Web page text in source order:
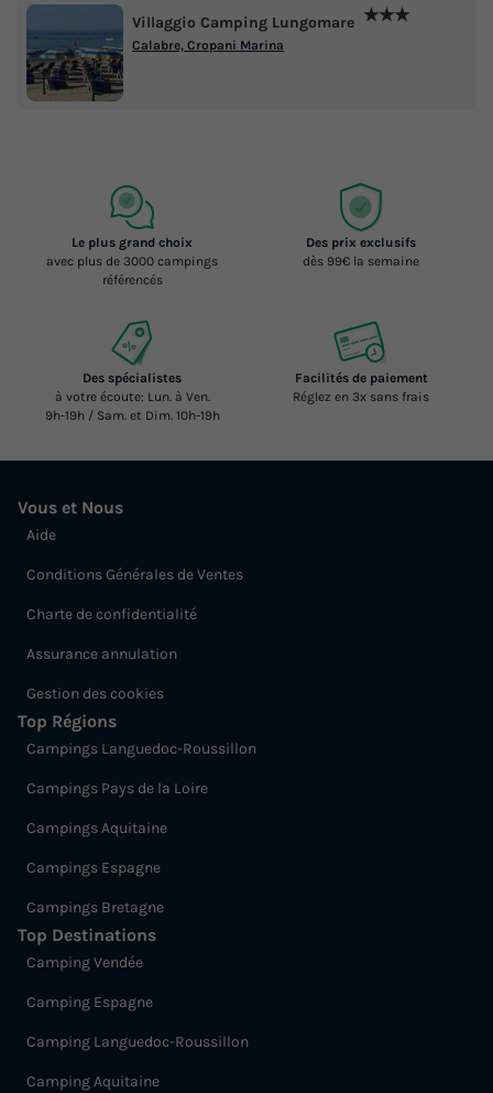
Villaggio Camping Lungomare ★★★
Calabre, Cropani Marina
Le plus grand choix
avec plus de 3000 campings
référencés
Des prix exclusifs
dès 99€ la semaine
Des spécialistes
à votre écoute: Lun. à Ven.
9h-19h / Sam. et Dim. 10h-19h
Facilités de paiement
Réglez en 3x sans frais
Vous et Nous
Aide
Conditions Générales de Ventes
Charte de confidentialité
Assurance annulation
Gestion des cookies
Top Régions
Campings Languedoc-Roussillon
Campings Pays de la Loire
Campings Aquitaine
Campings Espagne
Campings Bretagne
Top Destinations
Camping Vendée
Camping Espagne
Camping Languedoc-Roussillon
Camping Aquitaine